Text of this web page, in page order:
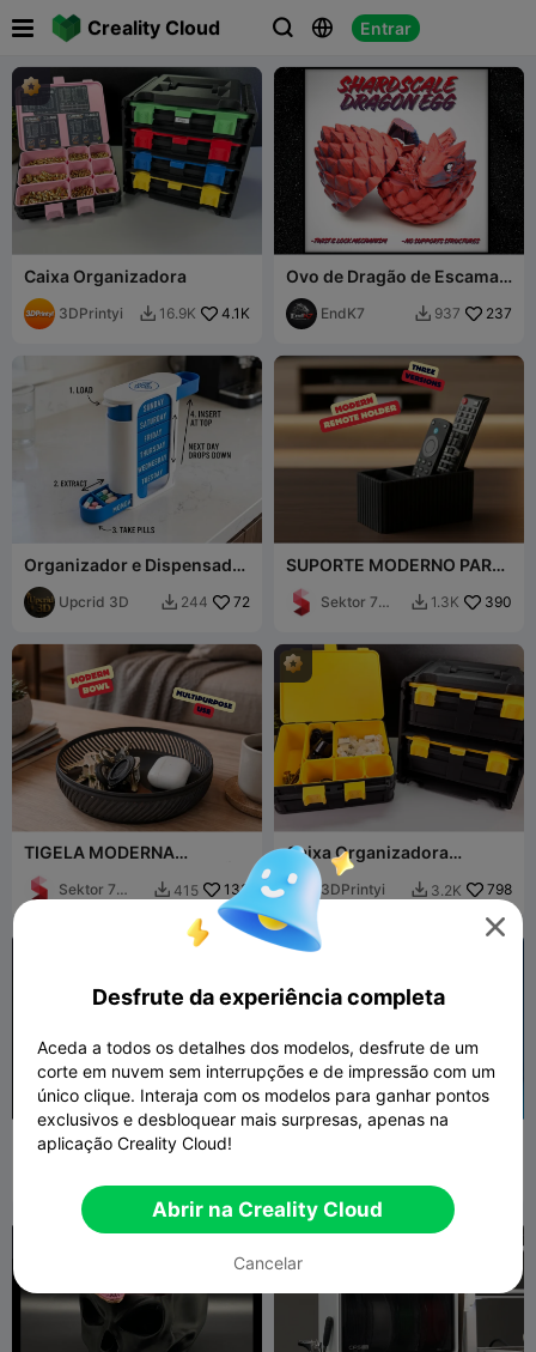
Creality Cloud   Entrar
 
Caixa Organizadora
3DPrintyi  16.9K 4.1K
Ovo de Dragão de Escamas
Fragmentadas -
Mecanismo de Torção e
Trava
EndK7  937 237
Organizador e Dispensador
de Comprimidos Semanal
Definitivo com Cascata de
Gravidade
Upcrid 3D  244 72
SUPORTE MODERNO PARA
Sektor 7
 1.3K 390
TIGELA MODERNA
MODERNA E MINIMALISTA
PARA O LAR
Sektor 7
 415 133
Caixa Organizadora
Pequena Dupla
3DPrintyi  3.2K 798
Suporte Kumiko para Post-
It com 8 Stencils
D

Desfrute da experiência completa
Aceda a todos os detalhes dos modelos, desfrute de um
corte em nuvem sem interrupções e de impressão com um
único clique. Interaja com os modelos para ganhar pontos
exclusivos e desbloquear mais surpresas, apenas na
aplicação Creality Cloud!
Abrir na Creality Cloud
Cancelar